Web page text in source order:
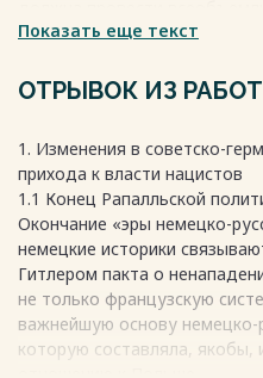
технологические и
империалистические круги,
советское правительство
Советского Союза и
безопасность.
Задача установления мира и
торговых связей между
странами легла на плечи
В конце 1929 года
беспрецедентный
неизбежным конфликтам,
Показать еще текст
ОТРЫВОК ИЗ
1. Изменения в советско-
прихода к власти нацистов
1.1 Конец Рапалльской
Окончание «эры немецко-
немецкие историки
Гитлером пакта о
не только французскую
важнейшую основу немецко-
которую составляла, якобы,